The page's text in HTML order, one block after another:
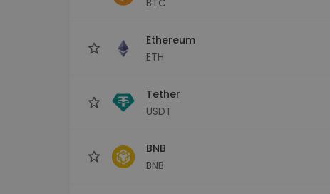
Ethereum
ETH
Tether
USDT
BNB
BNB